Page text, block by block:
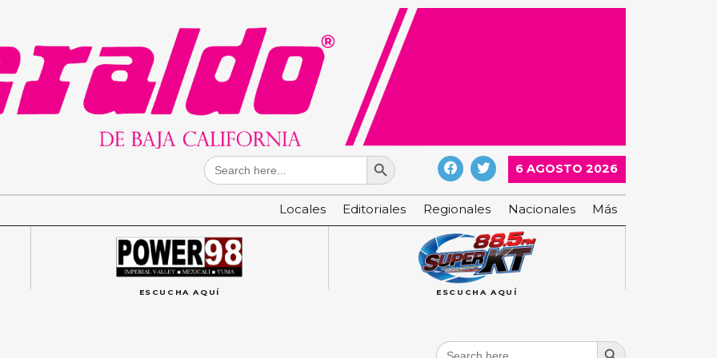
Search
for:
Search Button
6 AGOSTO 2026
Locales Editoriales Regionales Nacionales Más
ESCUCHA AQUÍ ESCUCHA AQUÍ
Search
Search Button